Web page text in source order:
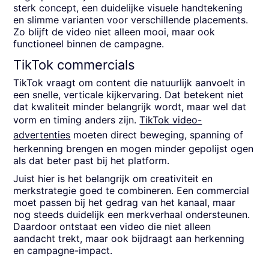
sterk concept, een duidelijke visuele handtekening
en slimme varianten voor verschillende placements.
Zo blijft de video niet alleen mooi, maar ook
functioneel binnen de campagne.
TikTok commercials
TikTok vraagt om content die natuurlijk aanvoelt in
een snelle, verticale kijkervaring. Dat betekent niet
dat kwaliteit minder belangrijk wordt, maar wel dat
vorm en timing anders zijn.TikTok video-
advertenties moeten direct beweging, spanning of
herkenning brengen en mogen minder gepolijst ogen
als dat beter past bij het platform.
Juist hier is het belangrijk om creativiteit en
merkstrategie goed te combineren. Een commercial
moet passen bij het gedrag van het kanaal, maar
nog steeds duidelijk een merkverhaal ondersteunen.
Daardoor ontstaat een video die niet alleen
aandacht trekt, maar ook bijdraagt aan herkenning
en campagne-impact.